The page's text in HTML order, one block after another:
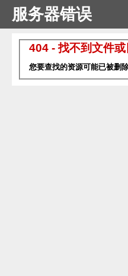
服务器错误
404 - 找不到文件或
您要查找的资源可能已被删